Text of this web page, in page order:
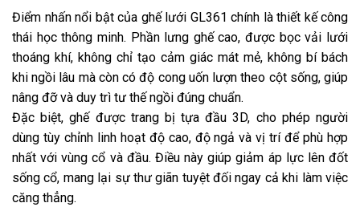
Điểm nhấn nổi bật của ghế lưới GL361 chính là thiết kế công
thái học thông minh. Phần lưng ghế cao, được bọc vải lưới
thoáng khí, không chỉ tạo cảm giác mát mẻ, không bí bách
khi ngồi lâu mà còn có độ cong uốn lượn theo cột sống, giúp
nâng đỡ và duy trì tư thế ngồi đúng chuẩn.
Đặc biệt, ghế được trang bị tựa đầu 3D, cho phép người
dùng tùy chỉnh linh hoạt độ cao, độ ngả và vị trí để phù hợp
nhất với vùng cổ và đầu. Điều này giúp giảm áp lực lên đốt
sống cổ, mang lại sự thư giãn tuyệt đối ngay cả khi làm việc
căng thẳng.